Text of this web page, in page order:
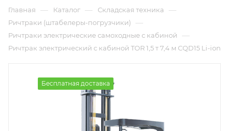
Главная — Каталог — Складская техника —
Ричтраки (штабелеры-погрузчики) —
Ричтраки электрические самоходные с кабиной —
Ричтрак электрический с кабиной TOR 1,5 т 7,4 м CQD15 Li-ion
Бесплатная доставка